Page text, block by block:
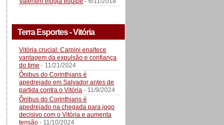
Terra Esportes - Vitória
Vitória crucial: Carpini enaltece
vantagem da expulsão e confiança
do time - 11/21/2024
Ônibus do Corinthians é
apedrejado em Salvador antes de
partida contra o Vitória - 11/9/2024
Ônibus do Corinthians é
apedrejado na chegada para jogo
decisivo com o Vitória e aumenta
tensão - 11/10/2024